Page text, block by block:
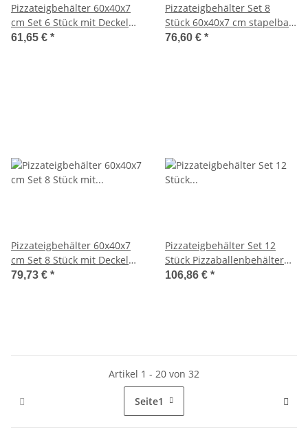
Pizzateigbehälter 60x40x7
cm Set 6 Stück mit Deckel
stapelbar für Pizzeria und
61,65 € *
Pizzateigbehälter Set 8
Stück 60x40x7 cm stapelbar
für Pizzeria & Hobby
76,60 € *
Pizzateigbehälter 60x40x7
cm Set 8 Stück mit Deckel
stapelbar für Pizzeria und
79,73 € *
Pizzateigbehälter Set 12
Stück Pizzaballenbehälter
Größe 60x40x7cm
106,86 € *
Artikel 1 - 20 von 32
Seite1